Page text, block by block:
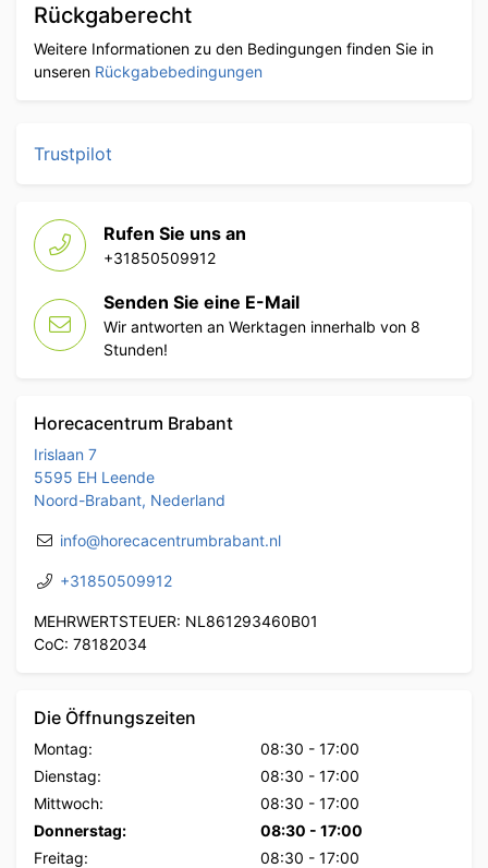
Rückgaberecht
Weitere Informationen zu den Bedingungen finden Sie in
unseren Rückgabebedingungen
Trustpilot
Rufen Sie uns an
+31850509912
Senden Sie eine E-Mail
Wir antworten an Werktagen innerhalb von 8
Stunden!
Horecacentrum Brabant
Irislaan 7
5595 EH Leende
Noord-Brabant, Nederland
info@horecacentrumbrabant.nl
+31850509912
MEHRWERTSTEUER: NL861293460B01
CoC: 78182034
Die Öffnungszeiten
Montag: 08:30 - 17:00
Dienstag:
08:30 - 17:00
Mittwoch:
08:30 - 17:00
Donnerstag:
08:30 - 17:00
Freitag:
08:30 - 17:00